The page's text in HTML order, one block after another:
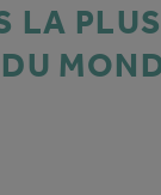
LA PLUS